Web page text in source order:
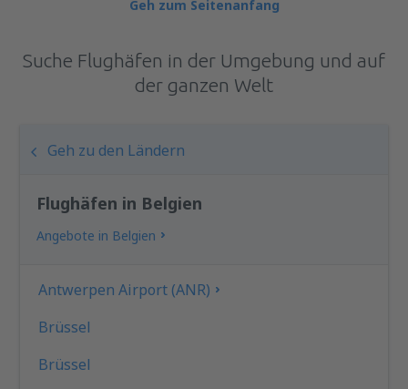
Geh zum Seitenanfang
Suche Flughäfen in der Umgebung und auf
der ganzen Welt
Geh zu den Ländern
Flughäfen in Belgien
Angebote in Belgien
Antwerpen Airport (ANR)
Brüssel
Brüssel